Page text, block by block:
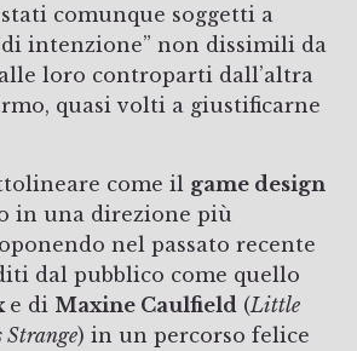
comunque soggetti a
intenzione” non dissimili da
loro controparti dall’altra
quasi volti a giustificarne
come il game design
in una direzione più
nel passato recente
dal pubblico come quello
e di Maxine Caulfield (Little
Strange) in un percorso felice